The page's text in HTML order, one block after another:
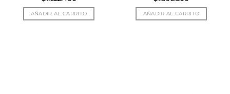
AÑADIR AL CARRITO AÑADIR AL CARRITO